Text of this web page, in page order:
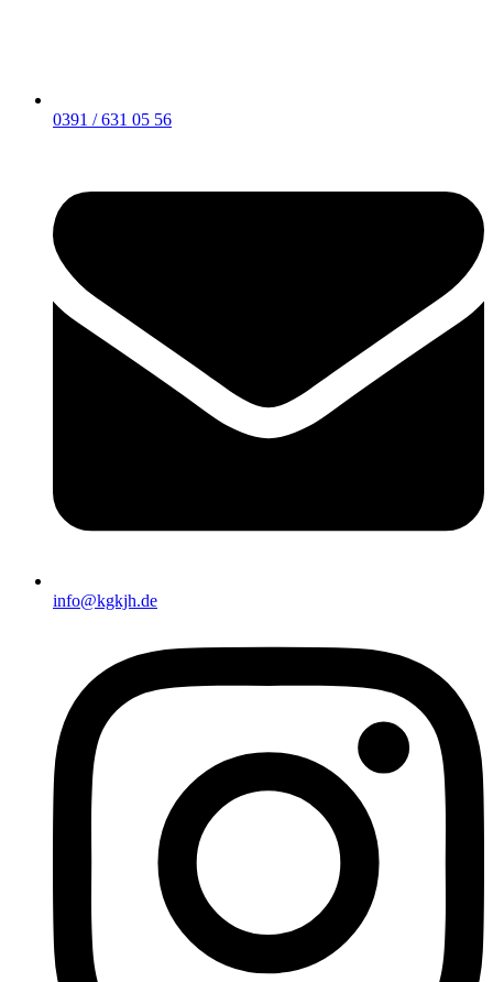
0391 / 631 05 56
info@kgkjh.de